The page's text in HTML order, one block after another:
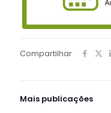
Compartilhar
Mais publicações